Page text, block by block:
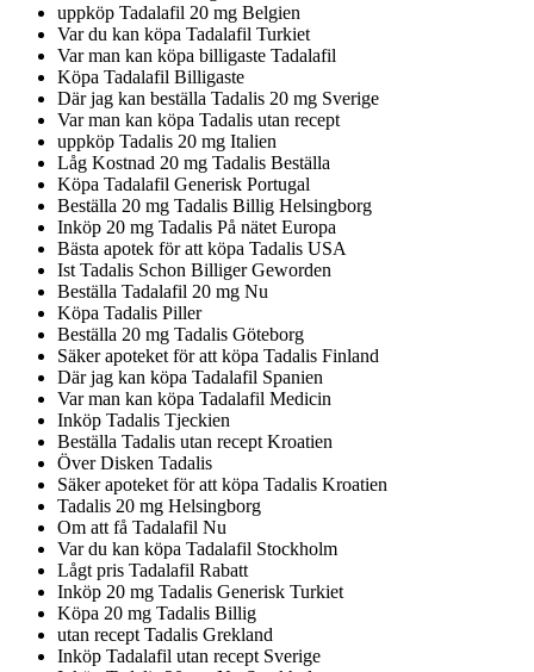
uppköp Tadalafil 20 mg Belgien
Var du kan köpa Tadalafil Turkiet
Var man kan köpa billigaste Tadalafil
Köpa Tadalafil Billigaste
Där jag kan beställa Tadalis 20 mg Sverige
Var man kan köpa Tadalis utan recept
uppköp Tadalis 20 mg Italien
Låg Kostnad 20 mg Tadalis Beställa
Köpa Tadalafil Generisk Portugal
Beställa 20 mg Tadalis Billig Helsingborg
Inköp 20 mg Tadalis På nätet Europa
Bästa apotek för att köpa Tadalis USA
Ist Tadalis Schon Billiger Geworden
Beställa Tadalafil 20 mg Nu
Köpa Tadalis Piller
Beställa 20 mg Tadalis Göteborg
Säker apoteket för att köpa Tadalis Finland
Där jag kan köpa Tadalafil Spanien
Var man kan köpa Tadalafil Medicin
Inköp Tadalis Tjeckien
Beställa Tadalis utan recept Kroatien
Över Disken Tadalis
Säker apoteket för att köpa Tadalis Kroatien
Tadalis 20 mg Helsingborg
Om att få Tadalafil Nu
Var du kan köpa Tadalafil Stockholm
Lågt pris Tadalafil Rabatt
Inköp 20 mg Tadalis Generisk Turkiet
Köpa 20 mg Tadalis Billig
utan recept Tadalis Grekland
Inköp Tadalafil utan recept Sverige